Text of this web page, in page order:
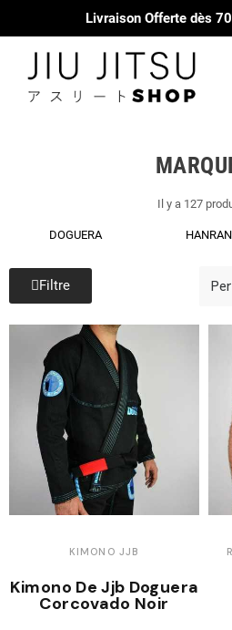
Livraison Offerte dès
Il y a 127
DOGUERA HANRAN
Filtre
KIMONO JJB
Kimono De Jjb Doguera
Corcovado Noir